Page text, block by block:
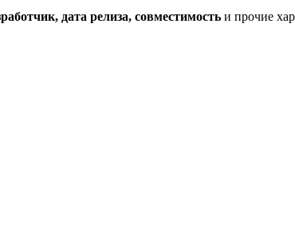
дата релиза, совместимость и прочие